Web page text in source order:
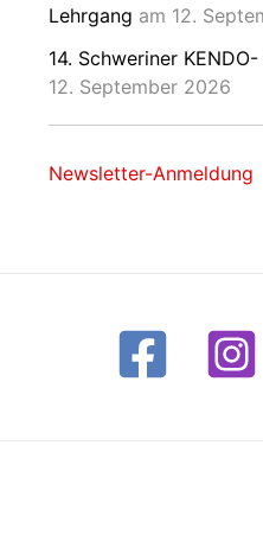
Lehrgang am 12.
14. Schweriner
12. September 2026
Newsletter-Anmeldung